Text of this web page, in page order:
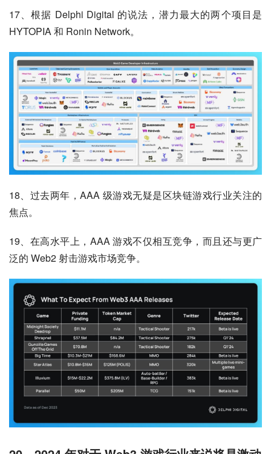
17、根据 Delphi Digital 的说法，潜力最大的两个项目是
HYTOPIA 和 Ronin Network。
18、过去两年，AAA 级游戏无疑是区块链游戏行业关注的
焦点。
19、在高水平上，AAA 游戏不仅相互竞争，而且还与更广
泛的 Web2 射击游戏市场竞争。